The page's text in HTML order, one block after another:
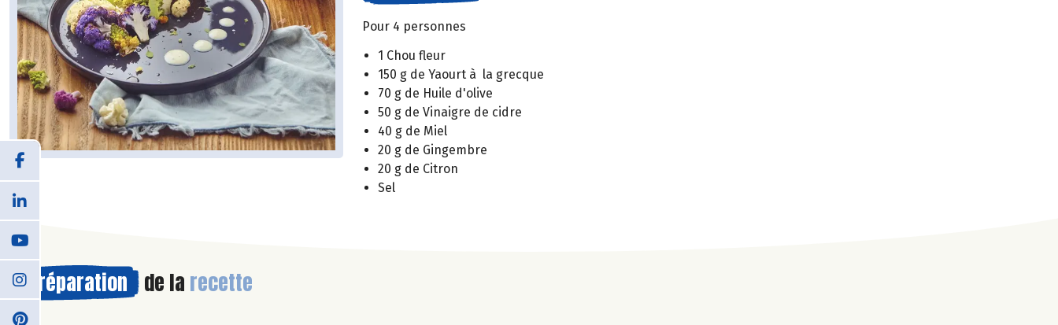
Pour 4 personnes
1 Chou fleur
150 g de Yaourt à la grecque
70 g de Huile d'olive
50 g de Vinaigre de cidre
40 g de Miel
20 g de Gingembre
20 g de Citron
Sel
Préparation de la recette